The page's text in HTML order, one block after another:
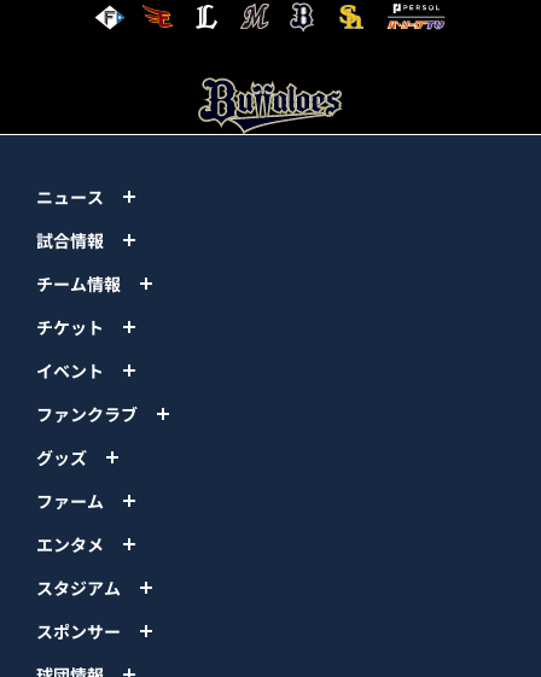
ニュース
試合情報
チーム情報
チケット
イベント
ファンクラブ
グッズ
ファーム
エンタメ
スタジアム
スポンサー